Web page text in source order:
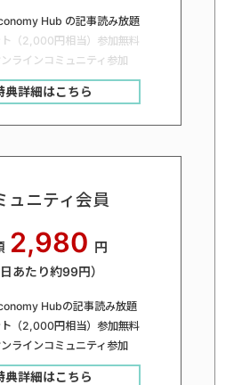
Hub の記事読み放題
ト（2,000円相当）参加無料
ラインコミュニティ参加
典詳細はこちら
ュニティ会員
2,980 円
日あたり約99円）
Hubの記事読み放題
（2,000円相当）参加無料
ラインコミュニティ参加
典詳細はこちら